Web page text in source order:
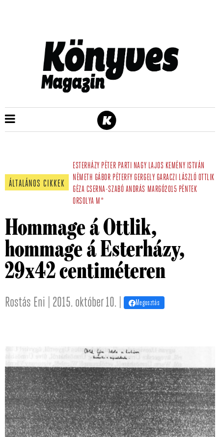
ÁLTALÁNOS CIKKEK
ESTERHÁZY PÉTER PARTI NAGY LAJOS KEMÉNY ISTVÁN
NÉMETH GÁBOR PÉTERFY GERGELY GARACZI LÁSZLÓ OTTLIK
GÉZA CSERNA-SZABÓ ANDRÁS MARGÓ2015 PÉNTEK
ORSOLYA M*
Hommage á Ottlik,
hommage á Esterházy,
29x42 centiméteren
Rostás Eni | 2015. október 10. | Megosztás